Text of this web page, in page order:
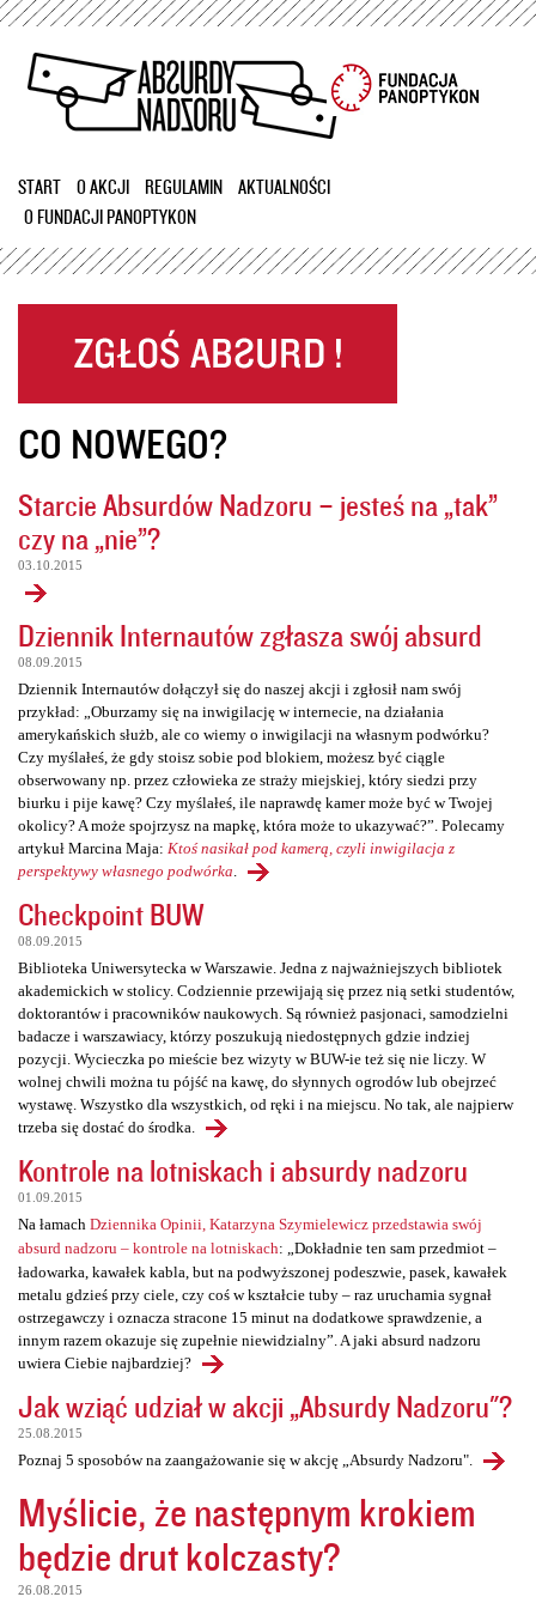
Przejdź
treści
START O AKCJI REGULAMIN
AKTUALNOŚCI
O FUNDACJI PANOPTYKON
CO NOWEGO?
Starcie Absurdów Nadzoru – jesteś na „tak”
czy na „nie”?
03.10.2015
Dziennik Internautów zgłasza swój absurd
08.09.2015
Dziennik Internautów dołączył się do naszej akcji i zgłosił nam swój
przykład: „Oburzamy się na inwigilację w internecie, na działania
amerykańskich służb, ale co wiemy o inwigilacji na własnym podwórku?
Czy myślałeś, że gdy stoisz sobie pod blokiem, możesz być ciągle
obserwowany np. przez człowieka ze straży miejskiej, który siedzi przy
biurku i pije kawę? Czy myślałeś, ile naprawdę kamer może być w Twojej
okolicy? A może spojrzysz na mapkę, która może to ukazywać?”. Polecamy
artykuł Marcina Maja: Ktoś nasikał pod kamerą, czyli inwigilacja z
perspektywy własnego podwórka
Checkpoint BUW
08.09.2015
Biblioteka Uniwersytecka w Warszawie. Jedna z najważniejszych bibliotek
akademickich w stolicy. Codziennie przewijają się przez nią setki studentów,
doktorantów i pracowników naukowych. Są również pasjonaci, samodzielni
badacze i warszawiacy, którzy poszukują niedostępnych gdzie indziej
pozycji. Wycieczka po mieście bez wizyty w BUW-ie też się nie liczy. W
wolnej chwili można tu pójść na kawę, do słynnych ogrodów lub obejrzeć
wystawę. Wszystko dla wszystkich, od ręki i na miejscu. No tak, ale najpierw
trzeba się dostać do środka.
Kontrole na lotniskach i absurdy nadzoru
01.09.2015
Na łamach Dziennika Opinii, Katarzyna Szymielewicz przedstawia swój
absurd nadzoru – kontrole na lotniskach: „Dokładnie ten sam przedmiot –
ładowarka, kawałek kabla, but na podwyższonej podeszwie, pasek, kawałek
metalu gdzieś przy ciele, czy coś w kształcie tuby – raz uruchamia sygnał
ostrzegawczy i oznacza stracone 15 minut na dodatkowe sprawdzenie, a
innym razem okazuje się zupełnie niewidzialny”. A jaki absurd nadzoru
uwiera Ciebie najbardziej?
Jak wziąć udział w akcji „Absurdy Nadzoru"?
25.08.2015
Poznaj 5 sposobów na zaangażowanie się w akcję „Absurdy Nadzoru".
Myślicie, że następnym krokiem
będzie drut kolczasty?
26.08.2015